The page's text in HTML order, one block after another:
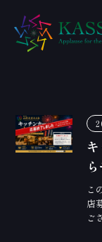
こ
店
ご